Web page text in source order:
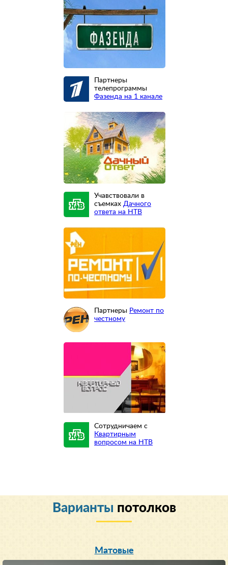
Партнеры
телепрограммы
Фазенда на 1 канале
Учавствовали в
съемках Дачного
ответа на НТВ
Партнеры Ремонт по
честному
Сотрудничаем с
Квартирным
вопросом на НТВ
Варианты потолков
Матовые